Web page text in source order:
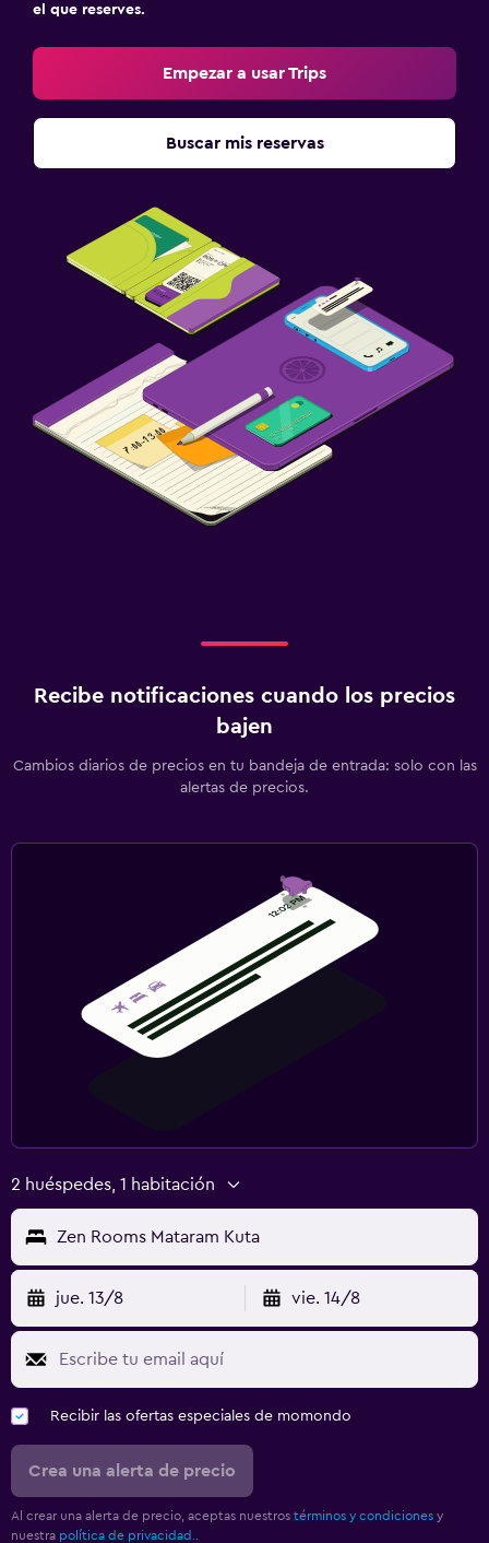
el que reserves.
Empezar a usar Trips
Buscar mis reservas
Recibe notificaciones cuando los precios
bajen
Cambios diarios de precios en tu bandeja de entrada: solo con las
alertas de precios.
2 huéspedes, 1 habitación
Zen Rooms Mataram Kuta
jue. 13/8 vie. 14/8
Recibir las ofertas especiales de momondo
Crea una alerta de precio
Al crear una alerta de precio, aceptas nuestros términos y condiciones y
nuestra política de privacidad.